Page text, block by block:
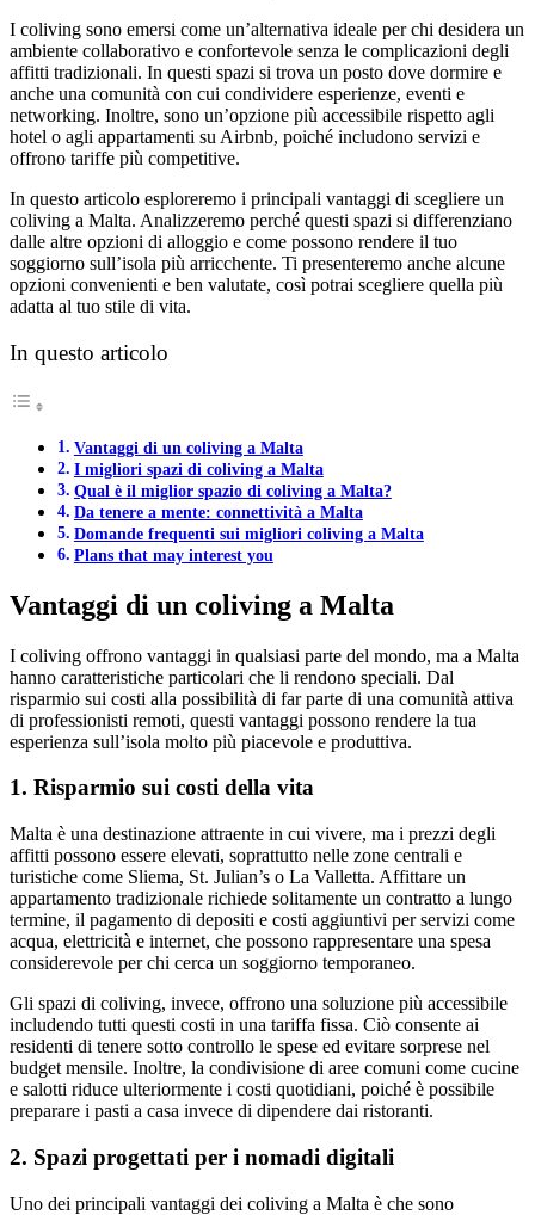
I coliving sono emersi come un’alternativa ideale per chi desidera un
ambiente collaborativo e confortevole senza le complicazioni degli
affitti tradizionali. In questi spazi si trova un posto dove dormire e
anche una comunità con cui condividere esperienze, eventi e
networking. Inoltre, sono un’opzione più accessibile rispetto agli
hotel o agli appartamenti su Airbnb, poiché includono servizi e
offrono tariffe più competitive.
In questo articolo esploreremo i principali vantaggi di scegliere un
coliving a Malta. Analizzeremo perché questi spazi si differenziano
dalle altre opzioni di alloggio e come possono rendere il tuo
soggiorno sull’isola più arricchente. Ti presenteremo anche alcune
opzioni convenienti e ben valutate, così potrai scegliere quella più
adatta al tuo stile di vita.
In questo articolo
Vantaggi di un coliving a Malta
I migliori spazi di coliving a Malta
Qual è il miglior spazio di coliving a Malta?
Da tenere a mente: connettività a Malta
Domande frequenti sui migliori coliving a Malta
Plans that may interest you
Vantaggi di un coliving a Malta
I coliving offrono vantaggi in qualsiasi parte del mondo, ma a Malta
hanno caratteristiche particolari che li rendono speciali. Dal
risparmio sui costi alla possibilità di far parte di una comunità attiva
di professionisti remoti, questi vantaggi possono rendere la tua
esperienza sull’isola molto più piacevole e produttiva.
1. Risparmio sui costi della vita
Malta è una destinazione attraente in cui vivere, ma i prezzi degli
affitti possono essere elevati, soprattutto nelle zone centrali e
turistiche come Sliema, St. Julian’s o La Valletta. Affittare un
appartamento tradizionale richiede solitamente un contratto a lungo
termine, il pagamento di depositi e costi aggiuntivi per servizi come
acqua, elettricità e internet, che possono rappresentare una spesa
considerevole per chi cerca un soggiorno temporaneo.
Gli spazi di coliving, invece, offrono una soluzione più accessibile
includendo tutti questi costi in una tariffa fissa. Ciò consente ai
residenti di tenere sotto controllo le spese ed evitare sorprese nel
budget mensile. Inoltre, la condivisione di aree comuni come cucine
e salotti riduce ulteriormente i costi quotidiani, poiché è possibile
preparare i pasti a casa invece di dipendere dai ristoranti.
2. Spazi progettati per i nomadi digitali
Uno dei principali vantaggi dei coliving a Malta è che sono